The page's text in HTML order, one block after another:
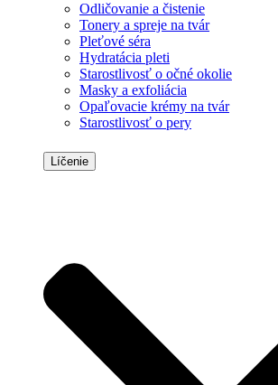
Odličovanie a čistenie
Tonery a spreje na tvár
Pleťové séra
Hydratácia pleti
Starostlivosť o očné okolie
Masky a exfoliácia
Opaľovacie krémy na tvár
Starostlivosť o pery
Líčenie